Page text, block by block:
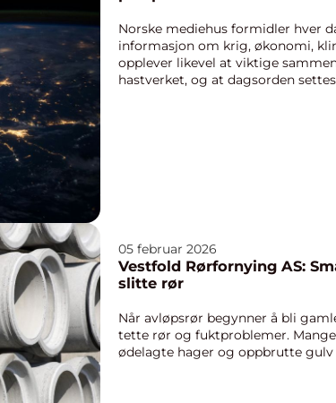
Norske mediehus formidler hver
informasjon om krig, økonomi,
opplever likevel at viktige
hastverket, og at dagsorden
05 februar 2026
Vestfold Rørfornying AS:
slitte rør
Når avløpsrør begynner å bli
tette rør og fuktproblemer.
ødelagte hager og oppbrutte gulv